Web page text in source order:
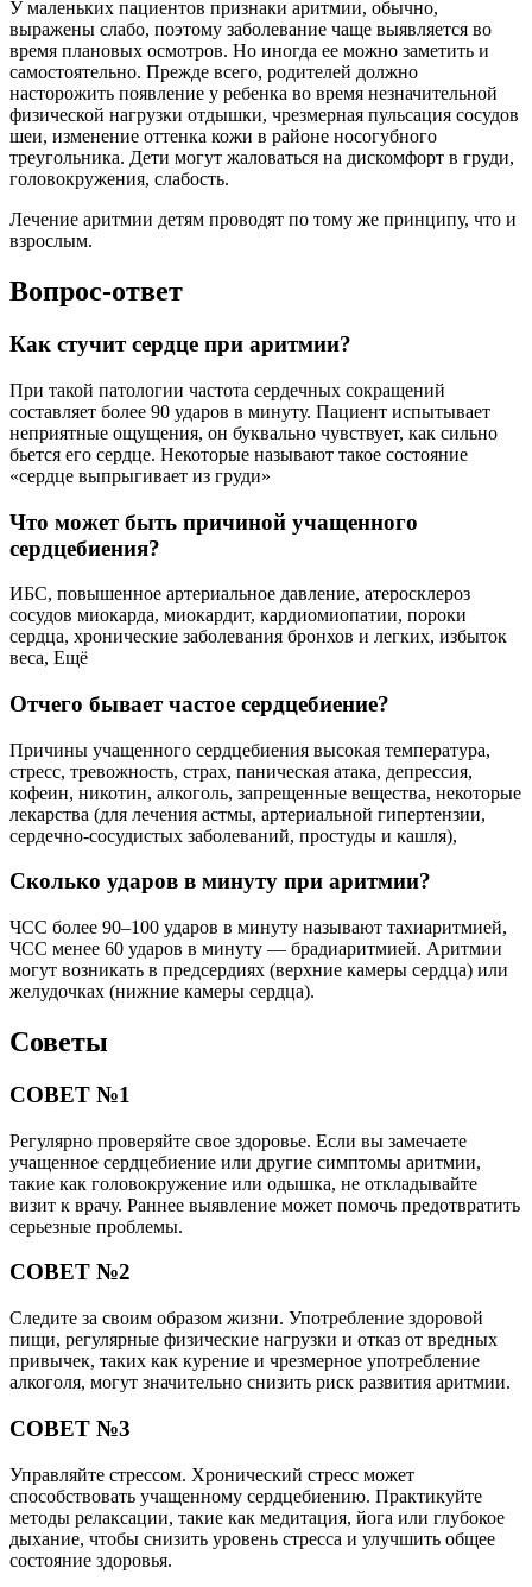
У маленьких пациентов признаки аритмии, обычно,
выражены слабо, поэтому заболевание чаще выявляется во
время плановых осмотров. Но иногда ее можно заметить и
самостоятельно. Прежде всего, родителей должно
насторожить появление у ребенка во время незначительной
физической нагрузки отдышки, чрезмерная пульсация сосудов
шеи, изменение оттенка кожи в районе носогубного
треугольника. Дети могут жаловаться на дискомфорт в груди,
головокружения, слабость.
Лечение аритмии детям проводят по тому же принципу, что и
взрослым.
Вопрос-ответ
Как стучит сердце при аритмии?
При такой патологии частота сердечных сокращений
составляет более 90 ударов в минуту. Пациент испытывает
неприятные ощущения, он буквально чувствует, как сильно
бьется его сердце. Некоторые называют такое состояние
«сердце выпрыгивает из груди»
Что может быть причиной учащенного
сердцебиения?
ИБС, повышенное артериальное давление, атеросклероз
сосудов миокарда, миокардит, кардиомиопатии, пороки
сердца, хронические заболевания бронхов и легких, избыток
веса, Ещё
Отчего бывает частое сердцебиение?
Причины учащенного сердцебиения высокая температура,
стресс, тревожность, страх, паническая атака, депрессия,
кофеин, никотин, алкоголь, запрещенные вещества, некоторые
лекарства (для лечения астмы, артериальной гипертензии,
сердечно-сосудистых заболеваний, простуды и кашля),
Сколько ударов в минуту при аритмии?
ЧСС более 90–100 ударов в минуту называют тахиаритмией,
ЧСС менее 60 ударов в минуту — брадиаритмией. Аритмии
могут возникать в предсердиях (верхние камеры сердца) или
желудочках (нижние камеры сердца).
Советы
СОВЕТ №1
Регулярно проверяйте свое здоровье. Если вы замечаете
учащенное сердцебиение или другие симптомы аритмии,
такие как головокружение или одышка, не откладывайте
визит к врачу. Раннее выявление может помочь предотвратить
серьезные проблемы.
СОВЕТ №2
Следите за своим образом жизни. Употребление здоровой
пищи, регулярные физические нагрузки и отказ от вредных
привычек, таких как курение и чрезмерное употребление
алкоголя, могут значительно снизить риск развития аритмии.
СОВЕТ №3
Управляйте стрессом. Хронический стресс может
способствовать учащенному сердцебиению. Практикуйте
методы релаксации, такие как медитация, йога или глубокое
дыхание, чтобы снизить уровень стресса и улучшить общее
состояние здоровья.